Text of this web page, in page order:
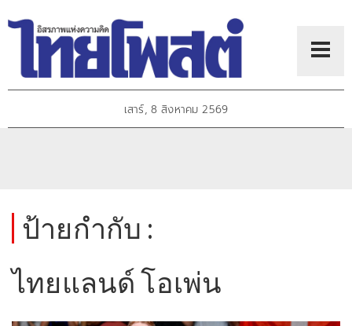
เสาร์, 8 สิงหาคม 2569
ป้ายกำกับ :
ไทยแลนด์ โอเพ่น